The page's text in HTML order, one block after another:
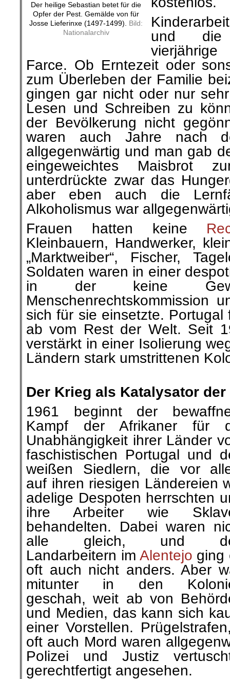
Der heilige Sebastian betet für die
Opfer der Pest. Gemälde von für
Josse Lieferinxe (1497-1499). Bild:
Nationalarchiv
und die
Farce. Ob Erntezeit oder
zum Überleben der Familie
gingen gar nicht oder nur
Lesen und Schreiben zu
der Bevölkerung nicht
waren auch Jahre nach
allgegenwärtig und man gab
eingeweichtes Maisbrot
unterdrückte zwar das
aber eben auch die
Alkoholismus war
Frauen hatten keine
Kleinbauern, Handwerker,
„Marktweiber“, Fischer,
Soldaten waren in einer
in der keine
Menschenrechtskommission
sich für sie einsetzte.
ab vom Rest der Welt. Seit
verstärkt in einer Isolierung
Ländern stark umstrittenen
Der Krieg als Katalysator
1961 beginnt der
Kampf der Afrikaner für
Unabhängigkeit ihrer Länder
faschistischen Portugal und
weißen Siedlern, die vor
auf ihren riesigen Ländereien
adelige Despoten herrschten
ihre Arbeiter wie
behandelten. Dabei waren
alle gleich, und
Landarbeitern im Alentejo ging
oft auch nicht anders. Aber
mitunter in den
geschah, weit ab von
und Medien, das kann sich
einer Vorstellen.
oft auch Mord waren
Polizei und Justiz
gerechtfertigt angesehen.